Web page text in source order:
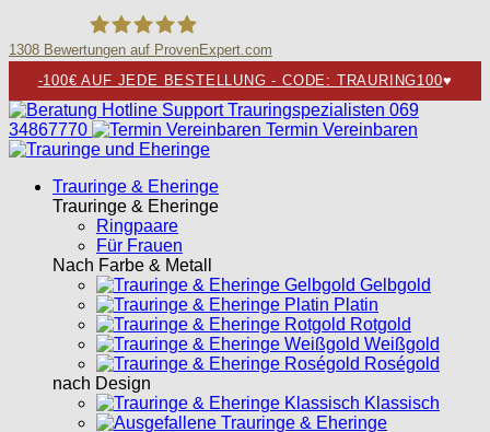
Trauringspezialisten.de
1308 Bewertungen auf ProvenExpert.com
-100€ AUF JEDE BESTELLUNG - CODE: TRAURING100♥
069
34867770
Termin Vereinbaren
Trauringe & Eheringe
Trauringe & Eheringe
Ringpaare
Für Frauen
Nach Farbe & Metall
Gelbgold
Platin
Rotgold
Weißgold
Roségold
nach Design
Klassisch